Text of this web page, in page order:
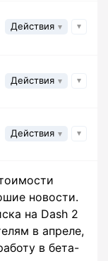
Действия
Действия
Действия
новости.
на Dash 2
в апреле,
в бета-